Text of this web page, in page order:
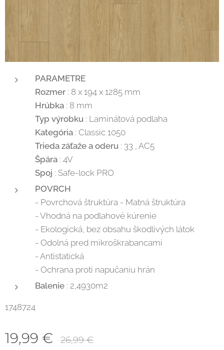
PARAMETRE
Rozmer : 8 x 194 x 1285 mm
Hrúbka : 8 mm
Typ výrobku : Laminátová podlaha
Kategória : Classic 1050
Trieda záťaže a oderu : 33 , AC5
Špára : 4V
Spoj : Safe-lock PRO
POVRCH
- Povrchová štruktúra - Matná štruktúra
- Vhodná na podlahové kúrenie
- Ekologická, bez obsahu škodlivých látok
- Odolná pred mikroškrabancami
- Antistatická
- Ochrana proti napučaniu hrán
Balenie : 2,4930m2
1748724
19,99 € 26,99€